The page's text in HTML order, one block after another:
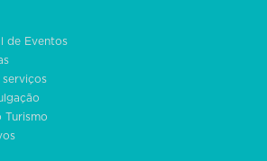
de Eventos
serviços
Turismo